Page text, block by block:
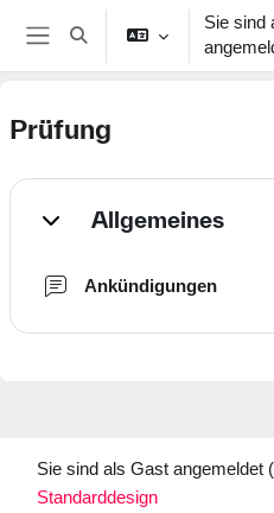
Zum Hauptinhalt
Website-Übersicht
Sucheingabe umschalten
Sie sind
Prüfung
Abschnittsübersicht
EinklappenAllgemeines
Ankündigungen
Sie sind als Gast angemeldet (
Standarddesign